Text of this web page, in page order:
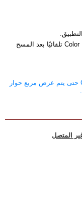
إذا لم يتم إغلاق شاشة Color Network ScanGear 2 تلقائيًا بعد المسح
لا تشغّل شاشة Color Network ScanGear 2 حتى يتم عرض مربع حوار
المتصل